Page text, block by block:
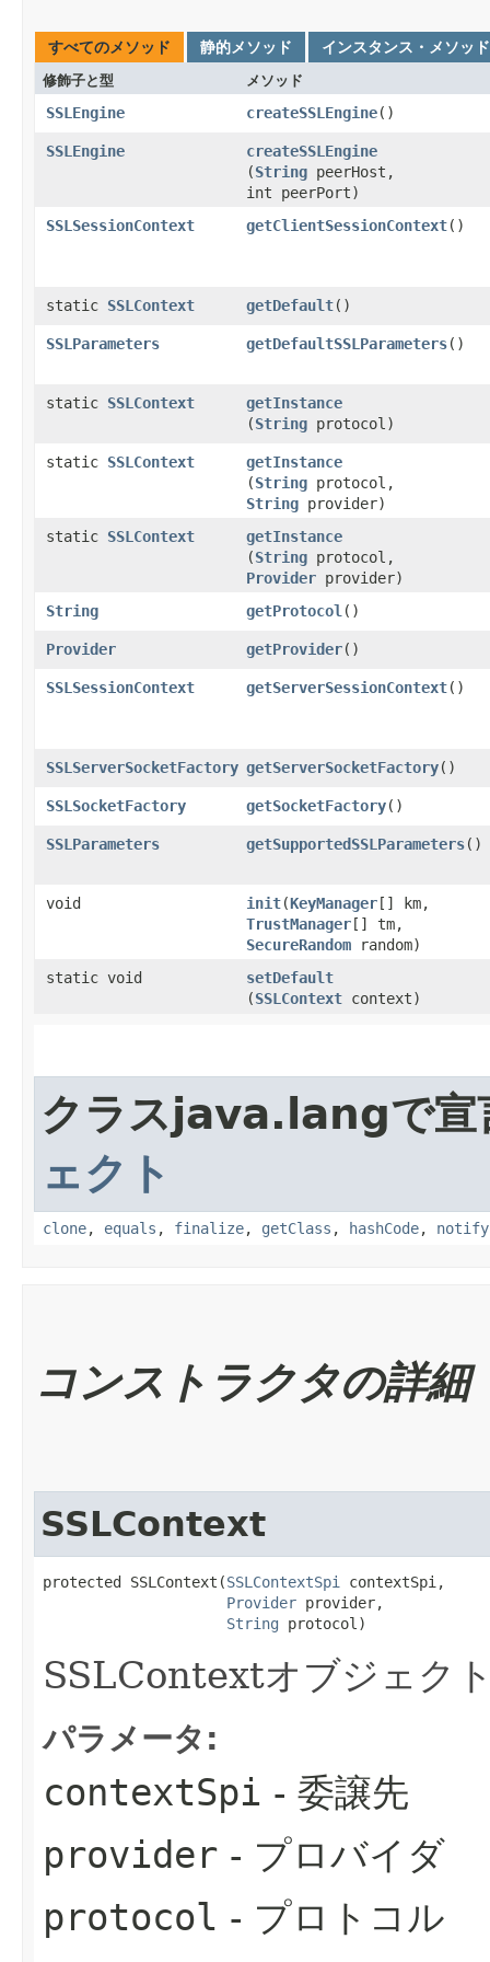
すべてのメソッド 静的メソッド インスタンス・メソッド
修飾子と型 メソッド
SSLEngine createSSLEngine()
SSLEngine createSSLEngine
(String peerHost,
int peerPort)
SSLSessionContext
getClientSessionContext()
static SSLContext getDefault()
SSLParameters getDefaultSSLParameters()
static SSLContext getInstance
(String protocol)
static SSLContext getInstance
(String protocol,
String provider)
static SSLContext getInstance
(String protocol,
Provider provider)
String
getProtocol ()
Provider getProvider()
SSLSessionContext getServerSessionContext()
SSLServerSocketFactory getServerSocketFactory()
SSLSocketFactory getSocketFactory()
SSLParameters getSupportedSSLParameters()
void init​(KeyManager[] km,
TrustManager[] tm,
SecureRandom random)
static void
setDefault
(SSLContext context)
クラスjava.langで宣
ェクト
clone, equals , finalize, getClass , hashCode, notify
コンストラクタの詳細
SSLContext
protected SSLContext​(SSLContextSpi
contextSpi,
Provider provider,
String protocol)
SSLContextオブジェク
パラメータ:
contextSpi - 委譲先
provider - プロバイダ
protocol - プロトコル